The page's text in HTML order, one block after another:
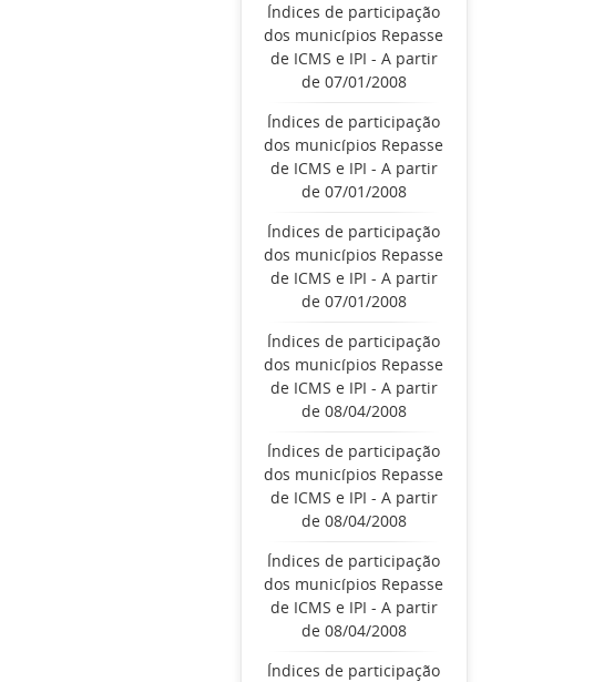
Índices de participação
dos municípios Repasse
de ICMS e IPI - A partir
de 07/01/2008
Índices de participação
dos municípios Repasse
de ICMS e IPI - A partir
de 07/01/2008
Índices de participação
dos municípios Repasse
de ICMS e IPI - A partir
de 07/01/2008
Índices de participação
dos municípios Repasse
de ICMS e IPI - A partir
de 08/04/2008
Índices de participação
dos municípios Repasse
de ICMS e IPI - A partir
de 08/04/2008
Índices de participação
dos municípios Repasse
de ICMS e IPI - A partir
de 08/04/2008
Índices de participação